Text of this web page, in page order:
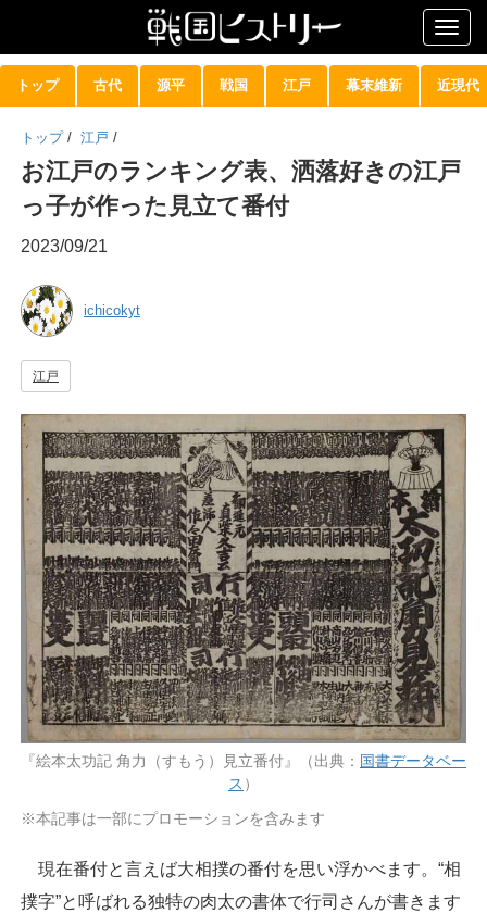
トップ 古代 源平 戦国 江戸 幕末維新 近現代
トップ / 江戸 /
お江戸のランキング表、洒落好きの江戸
っ子が作った見立て番付
2023/09/21
ichicokyt
江戸
『絵本太功記 角力（すもう）見立番付』（出典： 国書データベー
ス ）
※本記事は一部にプロモーションを含みます
現在番付と言えば大相撲の番付を思い浮かべます。“相
撲字”と呼ばれる独特の肉太の書体で行司さんが書きます